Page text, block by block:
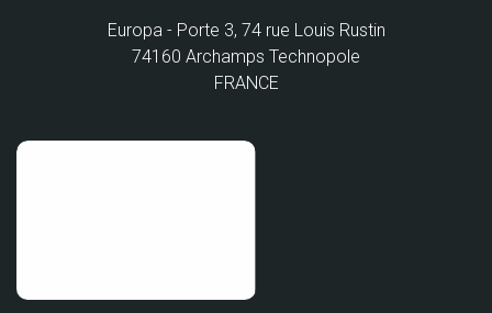
Europa - Porte 3, 74 rue Louis Rustin
74160 Archamps Technopole
FRANCE